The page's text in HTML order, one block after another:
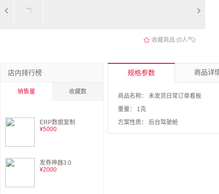
收藏商品 (0人气)
店内排行榜
销售量 收藏数
ERP数据复制
¥5000
发券神器3.0
¥2000
规格参数 商品详
商品名称： 未发货日常订单看板
重量： 1克
方案性质： 后台驾驶舱